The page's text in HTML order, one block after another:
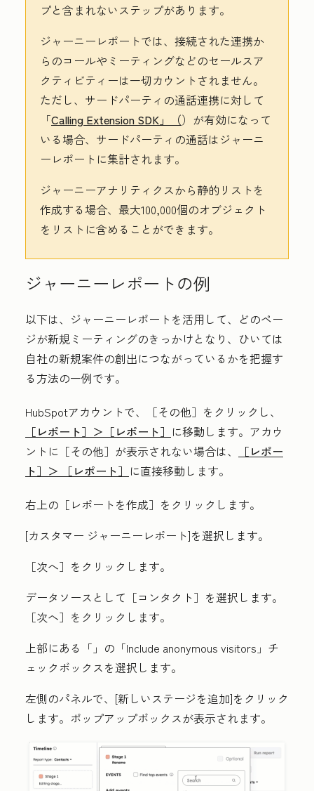
プと含まれないステップがあります。
ジャーニーレポートでは、接続された連携か
らのコールやミーティングなどのセールスア
クティビティーは一切カウントされません。
ただし、サードパーティの通話連携に対して
「Calling Extension SDK」（）が有効になって
いる場合、サードパーティの通話はジャーニ
ーレポートに集計されます。
ジャーニーアナリティクスから静的リストを
作成する場合、最大100,000個のオブジェクト
をリストに含めることができます。
ジャーニーレポートの例
以下は、ジャーニーレポートを活用して、どのペー
ジが新規ミーティングのきっかけとなり、ひいては
自社の新規案件の創出につながっているかを把握す
る方法の一例です。
HubSpotアカウントで、
［その他］をクリックし、
［レポート］＞ ［レポート］ に移動します。アカウ
ントに ［その他］が表示されない場合は、
［レポー
ト］＞
［レポート］ に直接移動します。
右上の ［レポートを作成］をクリックします。
[カスタマー ジャーニーレポート]を選択します。
［次へ］ をクリックします。
データソースとして［コンタクト］を選択します。
［次へ］ をクリックします。
上部にある「 」の「Include anonymous visitors 」チ
ェックボックスを選択します。
左側のパネルで、[新しいステージを追加]をクリック
します。ポップアップボックスが表示されます。